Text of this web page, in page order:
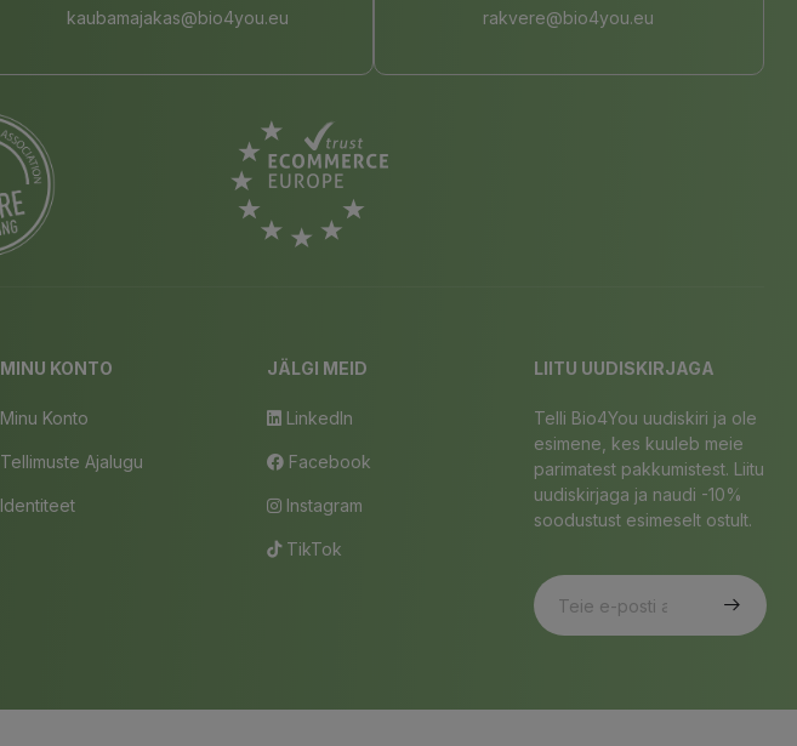
kaubamajakas@bio4you.eu rakvere@bio4you.eu
MINU KONTO
Minu Konto
Tellimuste Ajalugu
Identiteet
JÄLGI MEID
LinkedIn
Facebook
Instagram
TikTok
LIITU UUDISKIRJAGA
Telli Bio4You uudiskiri ja ole
esimene, kes kuuleb meie
parimatest pakkumistest. Liitu
uudiskirjaga ja naudi -10%
soodustust esimeselt ostult.